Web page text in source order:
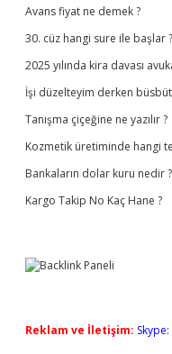
Avans fiyat ne demek ?
30. cüz hangi sure ile başlar ?
2025 yılında kira davası
İşi düzelteyim derken
Tanışma çiçeğine ne yazılır ?
Kozmetik üretiminde hangi
Bankaların dolar kuru nedir ?
Kargo Takip No Kaç Hane ?
Reklam ve İletişim: